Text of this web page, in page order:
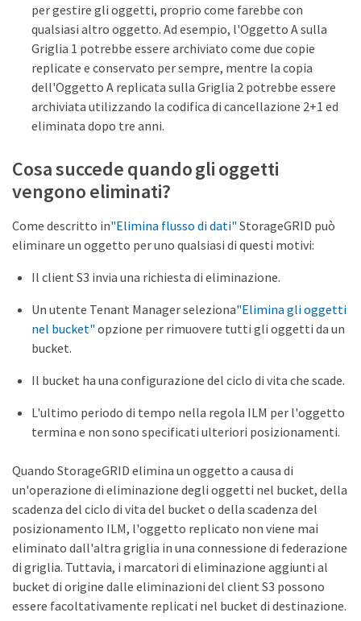
per gestire gli oggetti, proprio come farebbe con
qualsiasi altro oggetto. Ad esempio, l'Oggetto A sulla
Griglia 1 potrebbe essere archiviato come due copie
replicate e conservato per sempre, mentre la copia
dell'Oggetto A replicata sulla Griglia 2 potrebbe essere
archiviata utilizzando la codifica di cancellazione 2+1 ed
eliminata dopo tre anni.
Cosa succede quando gli oggetti
vengono eliminati?
Come descritto in"Elimina flusso di dati" StorageGRID può
eliminare un oggetto per uno qualsiasi di questi motivi:
Il client S3 invia una richiesta di eliminazione.
Un utente Tenant Manager seleziona"Elimina gli oggetti
nel bucket" opzione per rimuovere tutti gli oggetti da un
bucket.
Il bucket ha una configurazione del ciclo di vita che scade.
L'ultimo periodo di tempo nella regola ILM per l'oggetto
termina e non sono specificati ulteriori posizionamenti.
Quando StorageGRID elimina un oggetto a causa di
un'operazione di eliminazione degli oggetti nel bucket, della
scadenza del ciclo di vita del bucket o della scadenza del
posizionamento ILM, l'oggetto replicato non viene mai
eliminato dall'altra griglia in una connessione di federazione
di griglia. Tuttavia, i marcatori di eliminazione aggiunti al
bucket di origine dalle eliminazioni del client S3 possono
essere facoltativamente replicati nel bucket di destinazione.